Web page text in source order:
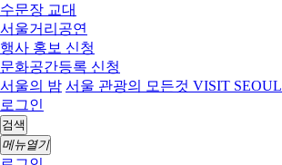
수문장 교대
서울거리공연
행사 홍보 신청
문화공간등록 신청
서울의 밤 서울 관광의 모든것 VISIT SEOUL
로그인
검색
메뉴열기